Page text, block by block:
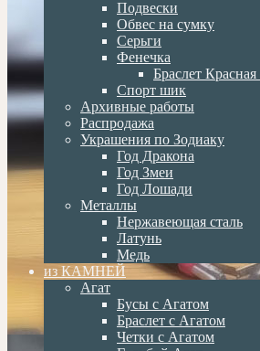
Подвески
Обвес на сумку
Серьги
Фенечка
Браслет
Спорт шик
Архивные работы
Распродажа
Украшения по Зодиаку
Год Дракона
Год Змеи
Год Лошади
Металлы
Нержавеющая сталь
Латунь
Медь
из КАМНЕЙ
Агат
Бусы с Агатом
Браслет с Агатом
Четки с Агатом